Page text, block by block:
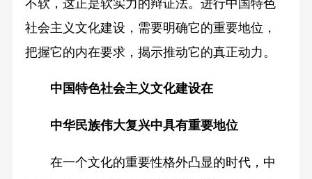
不软，这正是软实力的辩证法。进行中国特色
社会主义文化建设，需要明确它的重要地位，
把握它的内在要求，揭示推动它的真正动力。
中国特色社会主义文化建设在
中华民族伟大复兴中具有重要地位
在一个文化的重要性格外凸显的时代，中